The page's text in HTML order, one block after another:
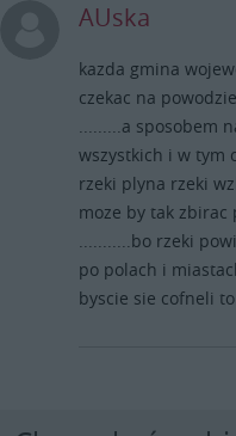
AUska
kazda gmina
czekac na
.........a sposobem
wszystkich i w tym
rzeki plyna rzeki
moze by tak
...........bo rzeki
po polach i
byscie sie cofneli